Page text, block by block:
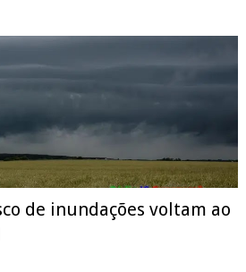
de inundações voltam ao